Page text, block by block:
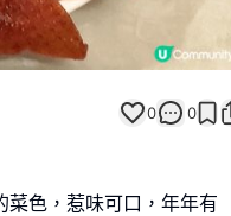
0 0
色，惹味可口，年年有